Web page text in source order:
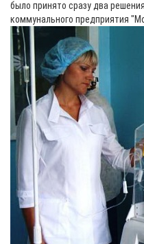
было принято сразу два
коммунального предприятия